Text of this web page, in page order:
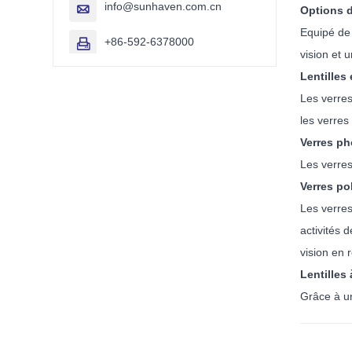
Options
Equipé
vision et
Lentilles
Les
les
Verres
Les
Verres
Les
activités
vision en
Lentilles
Grâce à
 info@sunhaven.com.cn
 +86-592-6378000